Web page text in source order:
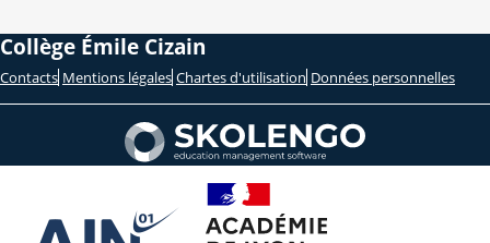
Collège Émile Cizain
Contacts Mentions légales Chartes d'utilisation Données personnelles